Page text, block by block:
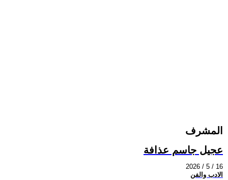
المشرف
عجيل جاسم عذافة
2026 / 5 / 16
الادب والفن